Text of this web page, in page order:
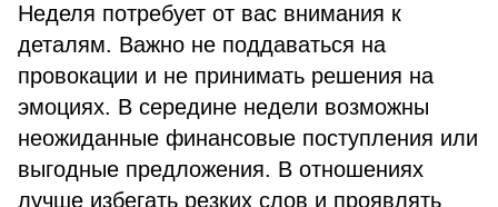
Неделя потребует от вас внимания к
деталям. Важно не поддаваться на
провокации и не принимать решения на
эмоциях. В середине недели возможны
неожиданные финансовые поступления или
выгодные предложения. В отношениях
лучше избегать резких слов и проявлять